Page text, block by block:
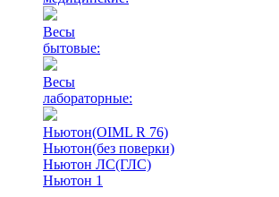
Весы
бытовые:
Весы
лабораторные:
Ньютон(OIML R 76)
Ньютон(без поверки)
Ньютон ЛС(ГЛС)
Ньютон 1